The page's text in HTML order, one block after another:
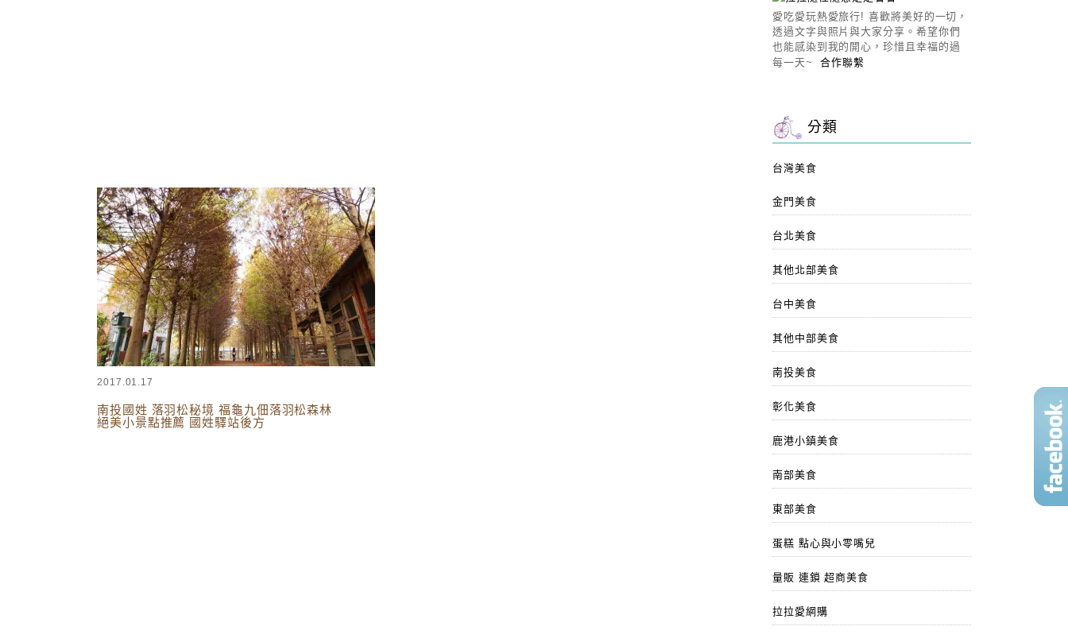
2017.01.17
南投國姓 落羽松秘境 福龜九佃落羽松森林
絕美小景點推薦 國姓驛站後方
愛吃愛玩熱愛旅行! 喜歡將美好的一切，
透過文字與照片與大家分享。希望你們
也能感染到我的開心，珍惜且幸福的過
每一天~合作聯繫
分類
台灣美食
金門美食
台北美食
其他北部美食
台中美食
其他中部美食
南投美食
彰化美食
鹿港小鎮美食
南部美食
東部美食
蛋糕 點心與小零嘴兒
量販 連鎖 超商美食
拉拉愛網購